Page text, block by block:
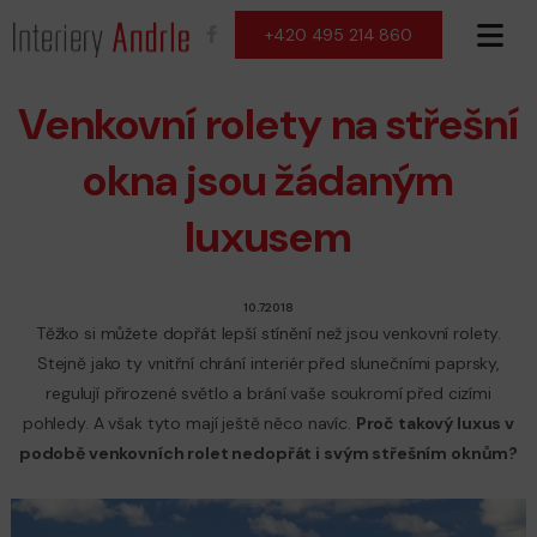
+420 495 214 860
Venkovní rolety na střešní
okna jsou žádaným
luxusem
10.7.2018
Těžko si můžete dopřát lepší stínění než jsou venkovní rolety.
Stejně jako ty vnitřní chrání interiér před slunečními paprsky,
regulují přirozené světlo a brání vaše soukromí před cizími
pohledy. A však tyto mají ještě něco navíc. Proč takový luxus v
podobě venkovních rolet nedopřát i svým střešním oknům?